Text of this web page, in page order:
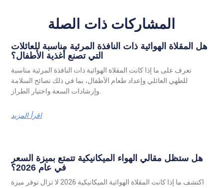
المشاركات ذات الصلة
هل المقلاة الهوائية ذات النافذة المرئية مناسبة للعائلات
التي تصنع أغذية الأطفال؟
تعرف على ما إذا كانت المقلاة الهوائية ذات النافذة المرئية مناسبة
للطهي العائلي وإعداد طعام الأطفال، بما في ذلك نصائح السلامة
اقرأ المزيد
هل ستظل مقالي الهواء الميكانيكية تتمتع بميزة السعر
في عام 2026؟
اكتشف ما إذا كانت المقلاة الهوائية الميكانيكية 2026 لا تزال توفر ميزة